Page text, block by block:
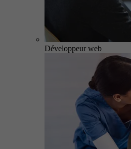
Développeur web